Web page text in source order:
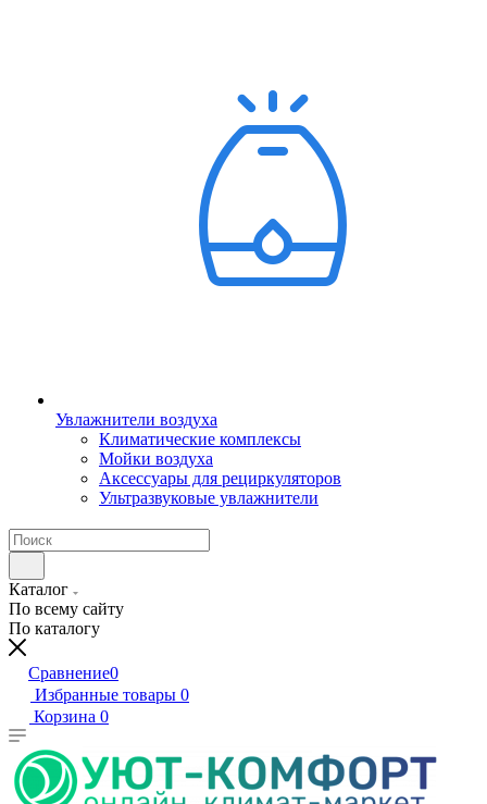
Увлажнители воздуха
Климатические комплексы
Мойки воздуха
Аксессуары для рециркуляторов
Ультразвуковые увлажнители
Каталог
По всему сайту
По каталогу
Сравнение0
Избранные товары 0
Корзина 0